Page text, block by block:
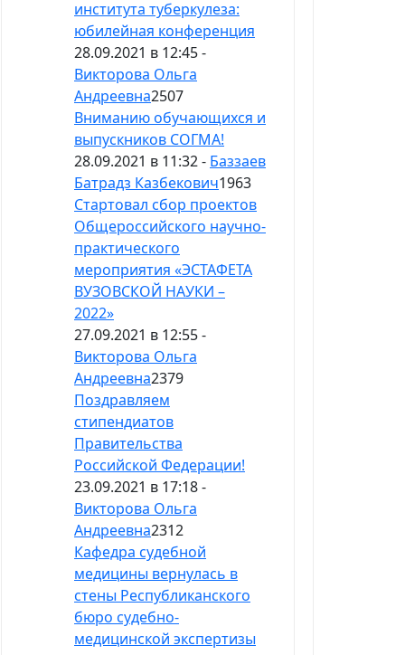
института туберкулеза:
юбилейная конференция
28.09.2021 в 12:45 -
Викторова Ольга
Андреевна2507
Вниманию обучающихся и
выпускников СОГМА!
28.09.2021 в 11:32 - Баззаев
Батрадз Казбекович1963
Стартовал сбор проектов
Общероссийского научно-
практического
мероприятия «ЭСТАФЕТА
ВУЗОВСКОЙ НАУКИ –
2022»
27.09.2021 в 12:55 -
Викторова Ольга
Андреевна2379
Поздравляем
стипендиатов
Правительства
Российской Федерации!
23.09.2021 в 17:18 -
Викторова Ольга
Андреевна2312
Кафедра судебной
медицины вернулась в
стены Республиканского
бюро судебно-
медицинской экспертизы